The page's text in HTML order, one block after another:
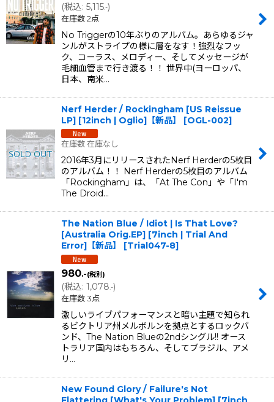
(税込: 5,115.-)
在庫数 2点
No Triggerの10年ぶりのアルバム。あらゆるジャ
ンルがストライプの様に層をなす！強烈なフッ
ク、コーラス、メロディー、そしてメッセージが
毛細血管まで行き渡る！！ 世界中(ヨーロッパ、
日本、南米…
Nerf Herder / Rockingham [US Reissue
LP] [12inch | Oglio]【新品】
[OGL-002]
在庫数 在庫なし
2016年3月にリリースされたNerf Herderの5枚目
のアルバム！！ Nerf Herderの5枚目のアルバム
「Rockingham」は、「At The Con」や「I'm
The Droid…
The Nation Blue / Idiot | Is That Love?
[Australia Orig.EP] [7inch | Trial And
Error]【新品】
[Trial047-8]
980.-(税別)
(税込: 1,078.-)
在庫数 3点
激しいライブパフォーマンスと暗い主題で知られ
るビクトリア州メルボルンを拠点とするロックバ
ンド、The Nation Blueの2ndシングル!! オース
トラリア国内はもちろん、そしてブラジル、アメ
リ…
New Found Glory / Failure's Not